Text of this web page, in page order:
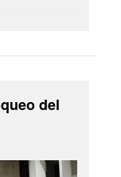
del